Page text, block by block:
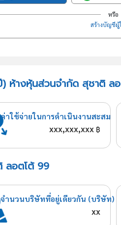
หรือ
สร้างบัญชีผู้
ห้างหุ้นส่วนจำกัด สุชาติ ล
ค่าใช้จ่ายในการดำเนินงานสะสม
xxx,xxx,xxx ฿
ลอตโต้ 99
จำนวนบริษัทที่อยู่เดียวกัน (บริษัท)
xx